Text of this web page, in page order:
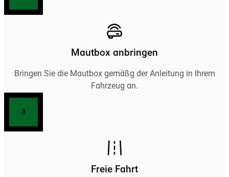
Mautbox anbringen
Bringen Sie die Mautbox gemäßg der Anleitung in Ihrem
Fahrzeug an.
3
Freie Fahrt